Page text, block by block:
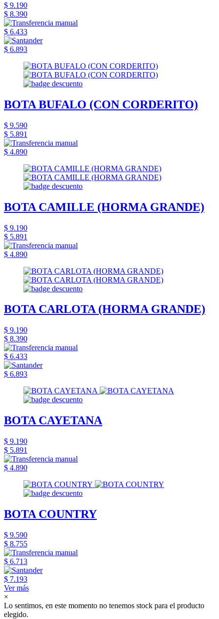
$ 9.190
$ 8.390
$ 6.433
$ 6.893
BOTA BUFALO (CON CORDERITO)
$ 9.590
$ 5.891
$ 4.890
BOTA CAMILLE (HORMA GRANDE)
$ 9.190
$ 5.891
$ 4.890
BOTA CARLOTA (HORMA GRANDE)
$ 9.190
$ 8.390
$ 6.433
$ 6.893
BOTA CAYETANA
$ 9.190
$ 5.891
$ 4.890
BOTA COUNTRY
$ 9.590
$ 8.755
$ 6.713
$ 7.193
Ver más
×
Lo sentimos, en este momento no tenemos stock para el producto
elegido.